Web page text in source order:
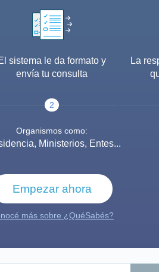
sistema le da formato y
envía tu consulta
2
La
Organismos como:
Ministerios, Entes...
Empezar ahora
más sobre ¿QuéSabés?